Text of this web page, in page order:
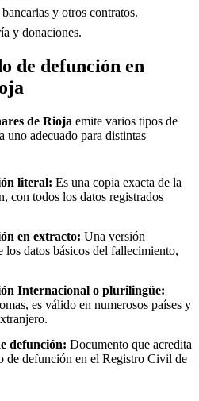
y otros contratos.
y donaciones.
de defunción en
de Rioja emite varios tipos de
uno adecuado para distintas
literal: Es una copia exacta de la
con todos los datos registrados
en extracto: Una versión
datos básicos del fallecimiento,
Internacional o plurilingüe:
es válido en numerosos países y
defunción: Documento que acredita
de defunción en el Registro Civil de